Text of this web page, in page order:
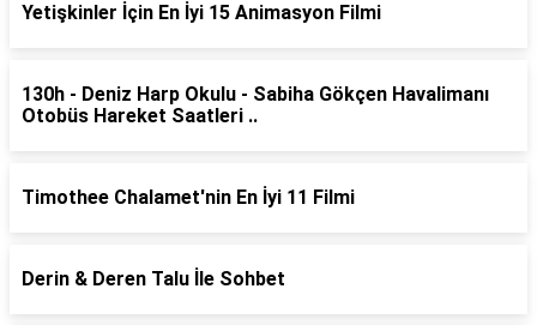
Yetişkinler İçin En İyi 15 Animasyon Filmi
130h - Deniz Harp Okulu - Sabiha Gökçen Havalimanı
Otobüs Hareket Saatleri ..
Timothee Chalamet'nin En İyi 11 Filmi
Derin & Deren Talu İle Sohbet